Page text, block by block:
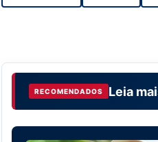
RECOMENDADOS Leia